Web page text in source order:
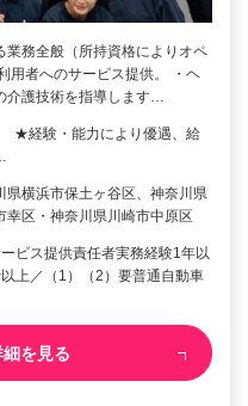
業務全般（所持資格によりオペ
用者へのサービス提供。 ・ヘ
介護技術を指導します…
★経験・能力により優遇、給
県横浜市保土ヶ谷区、神奈川県
区・神奈川県川崎市中原区
ビス提供責任者実務経験1年以
上／（1）（2）要普通自動車
細を見る